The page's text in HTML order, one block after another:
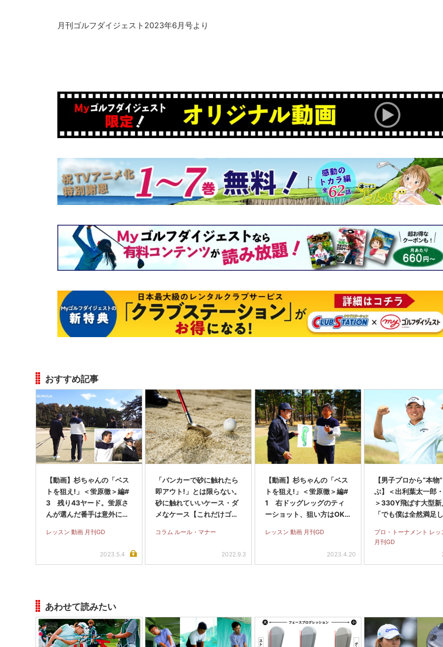
月刊ゴルフダイジェスト2023年6月号より
おすすめ記事
【動画】杉ちゃんの「ベス
トを狙え!」＜蛍原徹＞編#
3 残り43ヤード。蛍原さ
んが選んだ番手は意外に
レッスン 動画 月刊GD
2023.5.4
「バンカーで砂に触れたら
即アウト!」とは限らない。
砂に触れていいケース・ダ
メなケース【これだけゴル
コラム ルール・マナー
2022.9.3
【動画】杉ちゃんの「ベス
トを狙え!」＜蛍原徹＞編#
1 右ドッグレッグのティ
ーショット、狙い方はOK
レッスン 動画 月刊GD
2023.4.20
【男子プロから“本物
ぶ】＜出利葉太一郎
＞330Y飛ばす大型
「でも僕は全然満足
プロ・トーナメント レッ
月刊GD
あわせて読みたい